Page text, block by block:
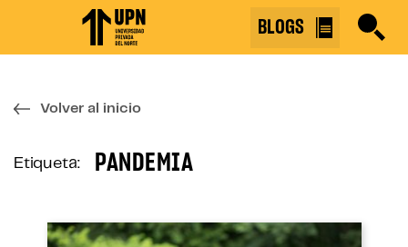
↷
BLOGS
Volver al inicio
Etiqueta: PANDEMIA